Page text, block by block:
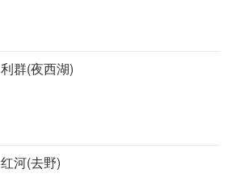
利群(夜西湖)
红河(去野)